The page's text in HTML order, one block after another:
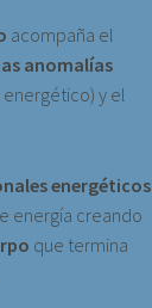
acompaña el
anomalías
y el
energéticos
energía creando
que termina